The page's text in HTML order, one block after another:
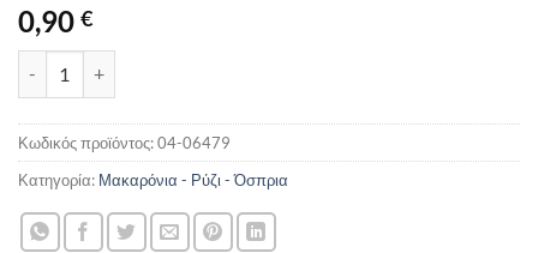
0,90 €
Κωδικός προϊόντος:04-06479
Κατηγορία: Μακαρόνια - Ρύζι - Όσπρια